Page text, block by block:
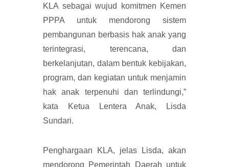
KLA sebagai wujud komitmen Kemen
PPPA untuk mendorong sistem
pembangunan berbasis hak anak yang
terintegrasi, terencana, dan
berkelanjutan, dalam bentuk kebijakan,
program, dan kegiatan untuk menjamin
hak anak terpenuhi dan terlindungi,”
kata Ketua Lentera Anak, Lisda
Sundari.
Penghargaan KLA, jelas Lisda, akan
mendorong Pemerintah Daerah untuk